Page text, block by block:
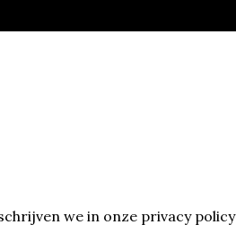
we in onze privacy policy